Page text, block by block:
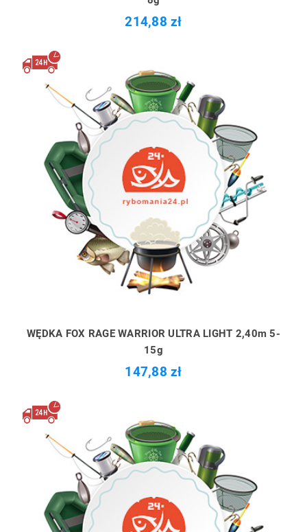
214,88 zł
WĘDKA FOX RAGE WARRIOR ULTRA LIGHT 2,40m 5-
15g
147,88 zł